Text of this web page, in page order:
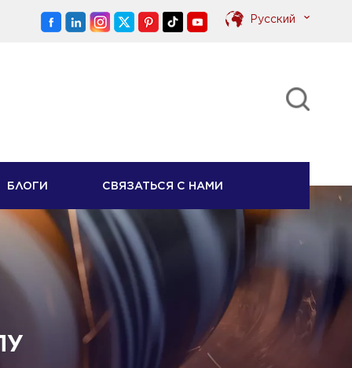
Pусский
English
БЛОГИ СВЯЗАТЬСЯ С НАМИ